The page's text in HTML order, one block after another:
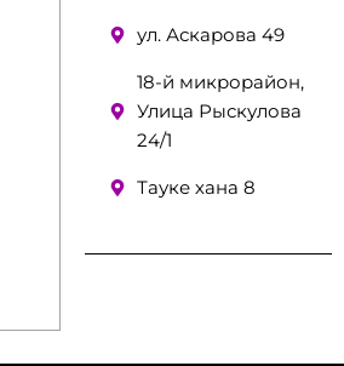
ул. Аскарова 49
18-й микрорайон,
Улица Рыскулова
24/1
Тауке хана 8